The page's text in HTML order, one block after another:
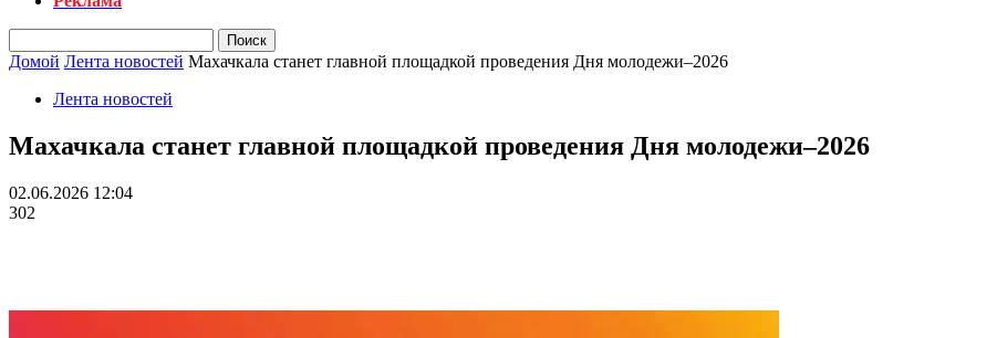
Домой Лента новостей Махачкала станет главной площадкой проведения Дня молодежи–2026
Лента новостей
Махачкала станет главной площадкой проведения Дня молодежи–2026
02.06.2026 12:04
302